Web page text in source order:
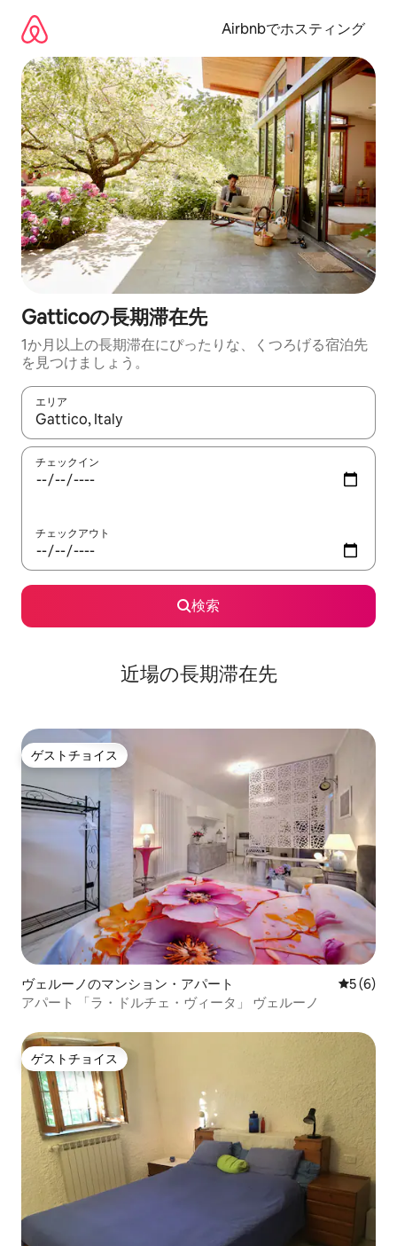
Airbnbでホスティング
Gatticoの長期滞在先
1か月以上の長期滞在にぴったりな、くつろげる宿泊先
を見つけましょう。
エリア
検索結果が表示されたら、上下の矢印キーを使って移動するか
チェックイン
チェックアウト
検索
近場の長期滞在先
ゲストチョイス
ゲストチョイス
ヴェルーノのマンション・アパート レビュー
5 (6)
アパート 「ラ・ドルチェ・ヴィータ」 ヴェルーノ
ゲストチョイス
ゲストチョイス